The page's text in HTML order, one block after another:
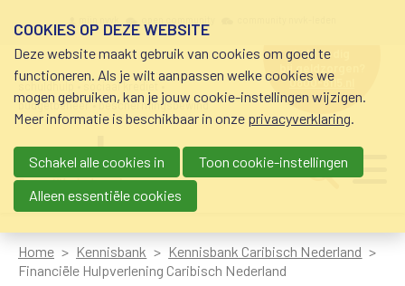
schuldhulp • sociaal krediet •
budgetbeheer • beschermingsbewind
hulp nodig
bij geldzorgen?
0800-8115.nl
Main navigation
Home Kennisbank
Kennisbank Caribisch Nederland
Financiële Hulpverlening Caribisch Nederland
COOKIES OP DEZE WEBSITE
Deze website maakt gebruik van cookies om goed te
functioneren. Als je wilt aanpassen welke cookies we
mogen gebruiken, kan je jouw cookie-instellingen wijzigen.
Meer informatie is beschikbaar in onze privacyverklaring.
Schakel alle cookies in
Toon cookie-instellingen
Alleen essentiële cookies